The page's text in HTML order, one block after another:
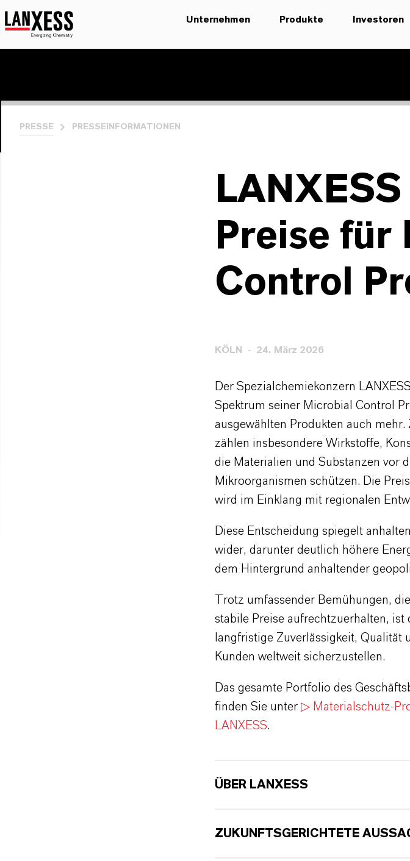
Unternehmen Produkte Investoren
PRESSE PRESSEINFORMATIONEN
Preise für
Control
KÖLN 24. März 2026
Der Spezialchemiekonzern
Spektrum seiner Microbial Control
ausgewählten Produkten auch
zählen insbesondere Wirkstoffe,
die Materialien und Substanzen vor
Mikroorganismen schützen. Die
wird im Einklang mit regionalen
Diese Entscheidung spiegelt
wider, darunter deutlich höhere
dem Hintergrund anhaltender
Trotz umfassender Bemühungen,
stabile Preise aufrechtzuerhalten,
langfristige Zuverlässigkeit,
Kunden weltweit sicherzustellen.
Das gesamte Portfolio des
finden Sie unter ▷ Materialschutz-
LANXESS.
ÜBER LANXESS
ZUKUNFTSGERICHTETE